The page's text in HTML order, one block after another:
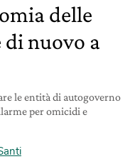
delle
nuovo a
le entità di autogoverno
per omicidi e